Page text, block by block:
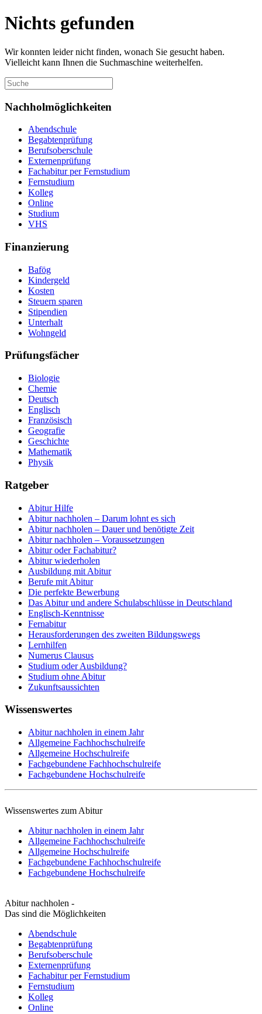
Nichts gefunden
Wir konnten leider nicht finden, wonach Sie gesucht haben.
Vielleicht kann Ihnen die Suchmaschine weiterhelfen.
Nachholmöglichkeiten
Abendschule
Begabtenprüfung
Berufsoberschule
Externenprüfung
Fachabitur per Fernstudium
Fernstudium
Kolleg
Online
Studium
VHS
Finanzierung
Bafög
Kindergeld
Kosten
Steuern sparen
Stipendien
Unterhalt
Wohngeld
Prüfungsfächer
Biologie
Chemie
Deutsch
Englisch
Französisch
Geografie
Geschichte
Mathematik
Physik
Ratgeber
Abitur Hilfe
Abitur nachholen – Darum lohnt es sich
Abitur nachholen – Dauer und benötigte Zeit
Abitur nachholen – Voraussetzungen
Abitur oder Fachabitur?
Abitur wiederholen
Ausbildung mit Abitur
Berufe mit Abitur
Die perfekte Bewerbung
Das Abitur und andere Schulabschlüsse in Deutschland
Englisch-Kenntnisse
Fernabitur
Herausforderungen des zweiten Bildungswegs
Lernhilfen
Numerus Clausus
Studium oder Ausbildung?
Studium ohne Abitur
Zukunftsaussichten
Wissenswertes
Abitur nachholen in einem Jahr
Allgemeine Fachhochschulreife
Allgemeine Hochschulreife
Fachgebundene Fachhochschulreife
Fachgebundene Hochschulreife
Wissenswertes zum Abitur
Abitur nachholen in einem Jahr
Allgemeine Fachhochschulreife
Allgemeine Hochschulreife
Fachgebundene Fachhochschulreife
Fachgebundene Hochschulreife
Abitur nachholen -
Das sind die Möglichkeiten
Abendschule
Begabtenprüfung
Berufsoberschule
Externenprüfung
Fachabitur per Fernstudium
Fernstudium
Kolleg
Online